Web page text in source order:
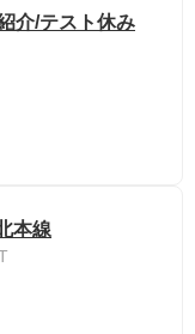
介/テスト休み
本線